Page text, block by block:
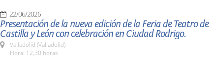
22/06/2026
Presentación de la nueva edición de la Feria de Teatro de
Castilla y León con celebración en Ciudad Rodrigo.
Valladolid (Valladolid)
Hora: 12,30 horas